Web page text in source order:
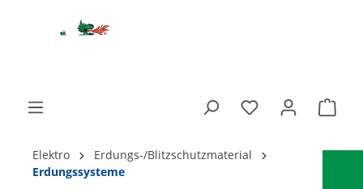
Elektro
Erdungs-/Blitzschutzmaterial
Erdungssysteme